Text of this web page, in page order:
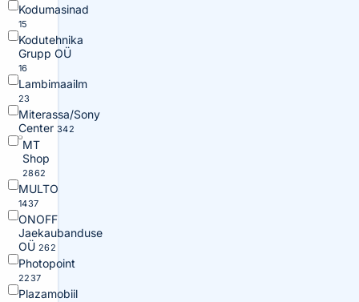
Kodumasinad
15
Kodutehnika
Grupp OÜ
16
Lambimaailm
23
Miterassa/Sony
Center 342
MT
Shop
2862
MULTO
1437
ONOFF
Jaekaubanduse
OÜ 262
Photopoint
2237
Plazamobiil